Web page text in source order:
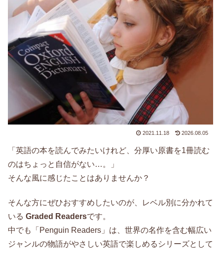
2021.11.18 2026.08.05
「英語の本を読んでみたいけれど、分厚い原書を1冊読む
のはちょっと自信がない…。」
そんな風に感じたことはありませんか？
そんな方にぜひおすすめしたいのが、レベル別に分かれて
いる Graded Readersです。
中でも「Penguin Readers」は、世界の名作を含む幅広い
ジャンルの物語がやさしい英語で楽しめるシリーズとして